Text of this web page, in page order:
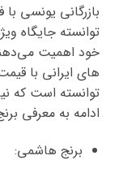
بازرگانی یونسی
توانسته جایگاه
خود اهمیت
های ایرانی با
توانسته است که
ادامه به معرفی
برنج هاشمی: